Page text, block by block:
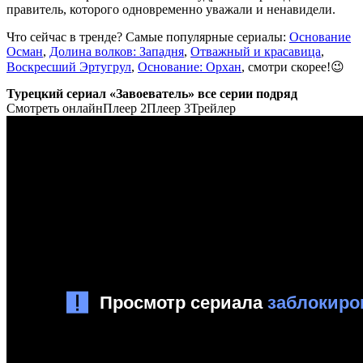
правитель, которого одновременно уважали и ненавидели.
Что сейчас в тренде? Самые популярные сериалы: Основание
Осман, Долина волков: Западня, Отважный и красавица,
Воскресший Эртугрул, Основание: Орхан, смотри скорее!😉
Турецкий сериал «Завоеватель» все серии подряд
Смотреть онлайнПлеер 2Плеер 3Трейлер